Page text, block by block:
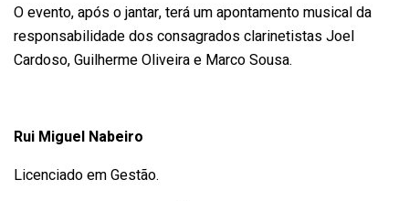
O evento, após o jantar, terá um apontamento musical da
responsabilidade dos consagrados clarinetistas Joel
Cardoso, Guilherme Oliveira e Marco Sousa.
Rui Miguel Nabeiro
Licenciado em Gestão.